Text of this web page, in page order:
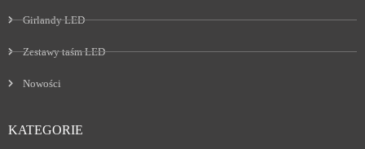
Girlandy LED
Zestawy taśm LED
Nowości
KATEGORIE